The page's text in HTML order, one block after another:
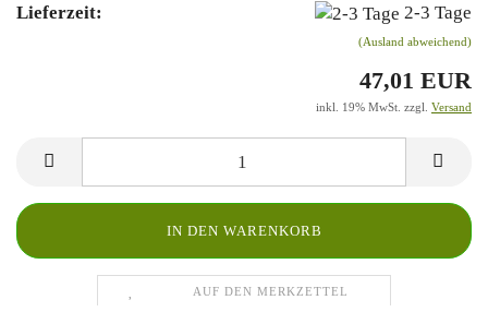
Lieferzeit:
2-3 Tage
(Ausland abweichend)
47,01 EUR
inkl. 19% MwSt. zzgl. Versand
AUF DEN MERKZETTEL